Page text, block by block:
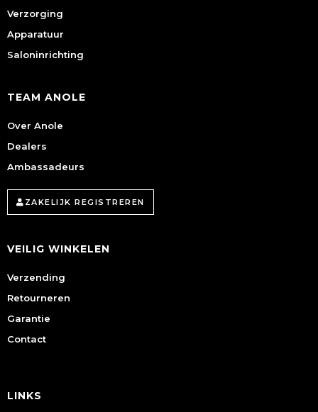
Verzorging
Apparatuur
Saloninrichting
TEAM ANOLE
Over Anole
Dealers
Ambassadeurs
ZAKELIJK REGISTREREN
VEILIG WINKELEN
Verzending
Retourneren
Garantie
Contact
LINKS